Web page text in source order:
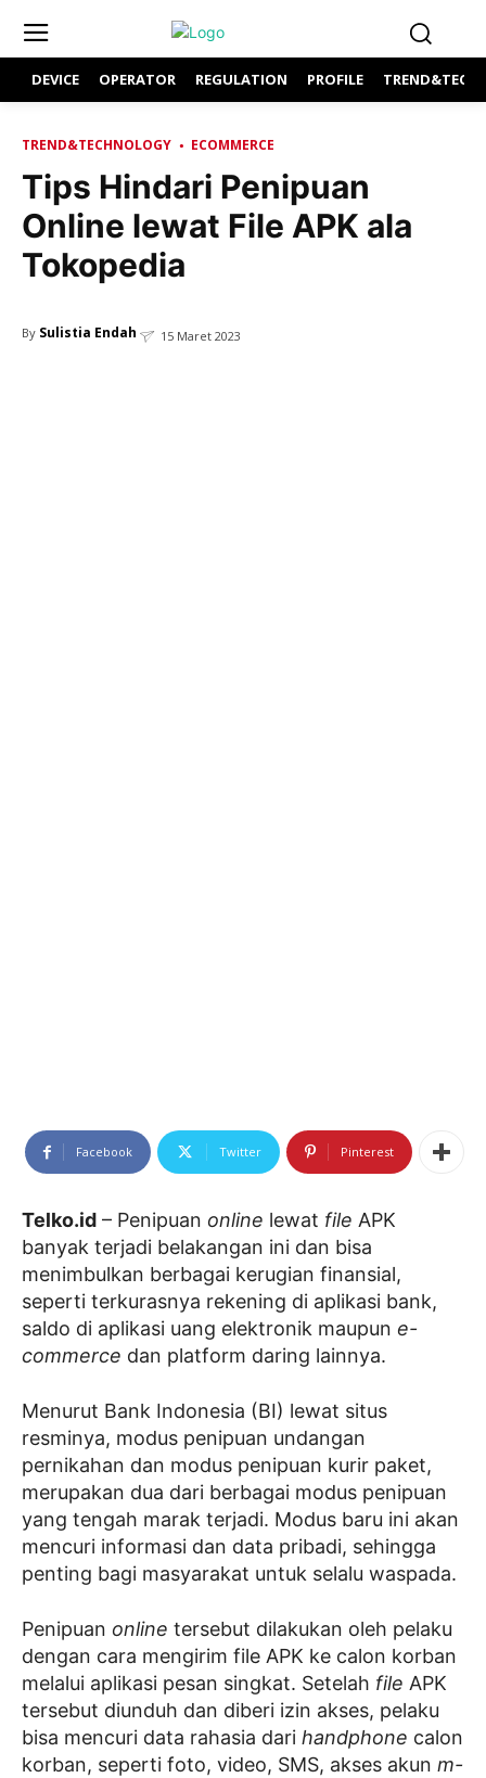
DEVICE OPERATOR REGULATION PROFILE
TREND&TECHNOLOGY ECOMMERCE
Tips Hindari Penipuan
Online lewat File APK ala
Tokopedia
By Sulistia Endah 15 Maret 2023
Facebook Twitter Pinterest
Telko.id – Penipuan online lewat file APK
banyak terjadi belakangan ini dan bisa
menimbulkan berbagai kerugian finansial,
seperti terkurasnya rekening di aplikasi bank,
saldo di aplikasi uang elektronik maupun e-
commerce dan platform daring lainnya.
Menurut Bank Indonesia (BI) lewat situs
resminya, modus penipuan undangan
pernikahan dan modus penipuan kurir paket,
merupakan dua dari berbagai modus penipuan
yang tengah marak terjadi. Modus baru ini akan
mencuri informasi dan data pribadi, sehingga
penting bagi masyarakat untuk selalu waspada.
Penipuan online tersebut dilakukan oleh pelaku
dengan cara mengirim file APK ke calon korban
melalui aplikasi pesan singkat. Setelah file APK
tersebut diunduh dan diberi izin akses, pelaku
bisa mencuri data rahasia dari handphone calon
korban, seperti foto, video, SMS, akses akun m-